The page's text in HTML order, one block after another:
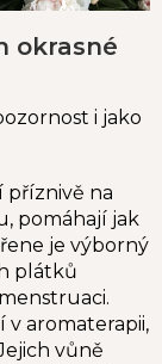
okrasné
i jako
příznivě na
pomáhají jak
je výborný
plátků
v aromaterapii,
vůně